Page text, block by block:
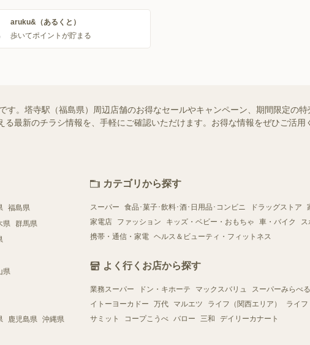
aruku&（あるくと）
歩いてポイントが貯まる
す。塔寺駅（福島県）周辺店舗のお得なセールやキャンペーン、期間限定の
最新のチラシ情報を、手軽にご確認いただけます。お得な情報をぜひご活用
福島県
県 群馬県
県
鹿児島県 沖縄県
カテゴリから探す
スーパー 食品･菓子･飲料･酒･日用品･コンビニ ドラッグストア
家電店
ファッション キッズ・ベビー・おもちゃ 車・バイク
ス
携帯・通信・家電 ヘルス＆ビューティ・フィットネス
よく行くお店から探す
業務スーパー ドン・キホーテ マックスバリュ スーパーみらべる
イトーヨーカドー
万代 マルエツ ライフ（関西エリア）
ライフ
サミット
コープこうべ バロー 三和 デイリーカナート